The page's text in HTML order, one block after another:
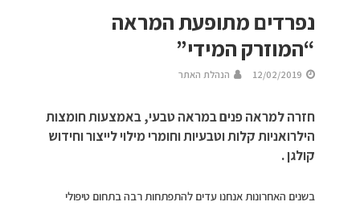
נפרדים מתופעת המראה
“המוזרק המידי”
12/02/2019 הנהלת האתר
חזרה למראה פנים במראה טבעי, באמצעות חומצות
הילרואניות קלות וטבעיות וחומרי מילוי לייצור וחידוש
קולגן .
בשנים האחרונות אנחנו עדים להתפתחות רבה בתחום טיפולי